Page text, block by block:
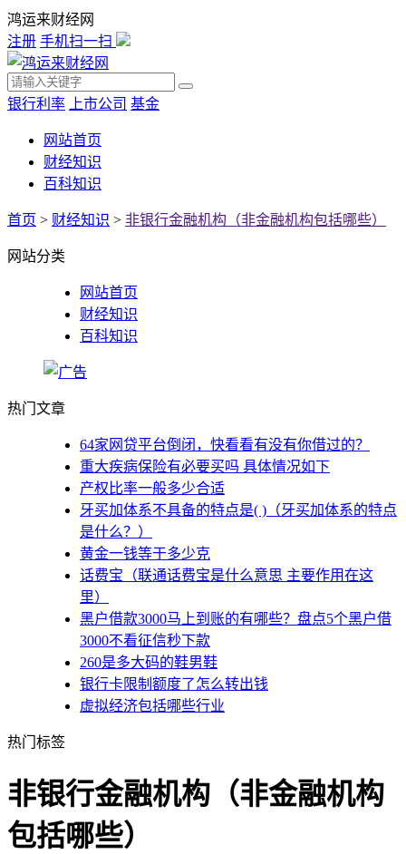
鸿运来财经网
注册 手机扫一扫
银行利率 上市公司 基金
网站首页
财经知识
百科知识
首页 > 财经知识 > 非银行金融机构（非金融机构包括哪些）
网站分类
网站首页
财经知识
百科知识
热门文章
64家网贷平台倒闭，快看看有没有你借过的？
重大疾病保险有必要买吗 具体情况如下
产权比率一般多少合适
牙买加体系不具备的特点是( )（牙买加体系的特点
是什么？）
黄金一钱等于多少克
话费宝（联通话费宝是什么意思 主要作用在这
里）
黑户借款3000马上到账的有哪些？盘点5个黑户借
3000不看征信秒下款
260是多大码的鞋男鞋
银行卡限制额度了怎么转出钱
虚拟经济包括哪些行业
热门标签
非银行金融机构（非金融机构
包括哪些）